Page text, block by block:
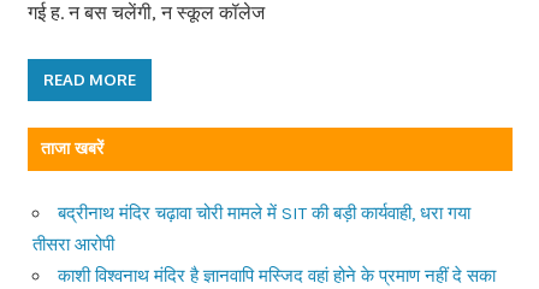
गई ह. न बस चलेंगी, न स्कूल कॉलेज
READ MORE
ताजा खबरें
बद्रीनाथ मंदिर चढ़ावा चोरी मामले में SIT की बड़ी कार्यवाही, धरा गया
तीसरा आरोपी
काशी विश्वनाथ मंदिर है ज्ञानवापि मस्जिद वहां होने के प्रमाण नहीं दे सका